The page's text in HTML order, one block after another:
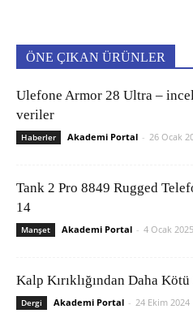
ÖNE ÇIKAN ÜRÜNLER
Ulefone Armor 28 Ultra –
veriler
Haberler Akademi Portal - 26 Ocak
Tank 2 Pro 8849 Rugged
14
Manşet Akademi Portal - 4 Ocak 2025
Kalp Kırıklığından Daha
Dergi Akademi Portal - 24 Ekim 2024